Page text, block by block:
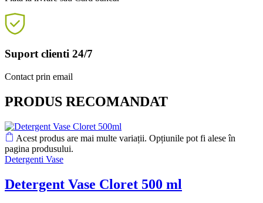
Suport clienti 24/7
Contact prin email
PRODUS RECOMANDAT
Acest produs are mai multe variații. Opțiunile pot fi alese în
pagina produsului.
Detergenti Vase
Detergent Vase Cloret 500 ml